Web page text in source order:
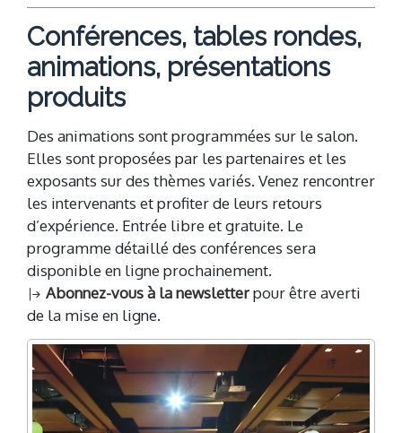
Conférences, tables rondes,
animations, présentations
produits
Des animations sont programmées sur le salon.
Elles sont proposées par les partenaires et les
exposants sur des thèmes variés. Venez rencontrer
les intervenants et profiter de leurs retours
d’expérience. Entrée libre et gratuite. Le
programme détaillé des conférences sera
disponible en ligne prochainement.
Abonnez-vous à la newsletterpour être averti
de la mise en ligne.